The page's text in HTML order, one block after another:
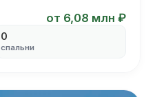
от 6,08 млн ₽
0
спальни